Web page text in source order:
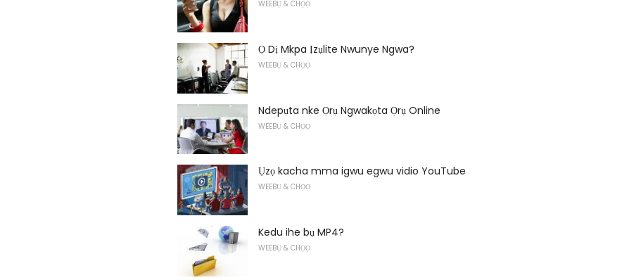
WEEBỤ & CHỌỌ
Ọ Dị Mkpa Ịzụlite Nwunye Ngwa?
WEEBỤ & CHỌỌ
Ndepụta nke Ọrụ Ngwakọta Ọrụ Online
WEEBỤ & CHỌỌ
Ụzọ kacha mma igwu egwu vidio YouTube
WEEBỤ & CHỌỌ
Kedu ihe bụ MP4?
WEEBỤ & CHỌỌ